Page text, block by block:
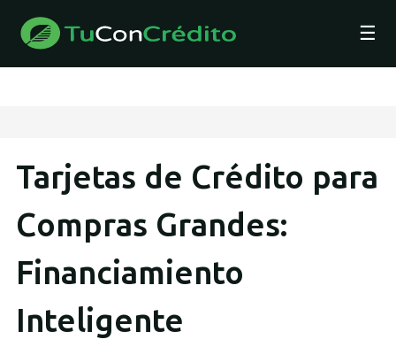
☰
Tarjetas de Crédito para
Compras Grandes:
Financiamiento
Inteligente